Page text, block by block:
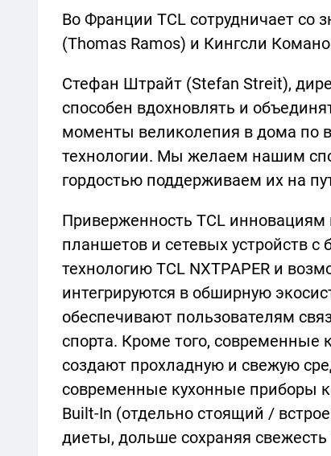
Во Франции TCL сотрудничает
(Thomas Ramos) и Кингсли
Стефан Штрайт (Stefan Streit),
способен вдохновлять и
моменты великолепия в дома по
технологии. Мы желаем нашим
гордостью поддерживаем их на
Приверженность TCL
планшетов и сетевых устройств
технологию TCL NXTPAPER и
интегрируются в обширную
обеспечивают пользователям
спорта. Кроме того, современные
создают прохладную и свежую
современные кухонные приборы
Built-In (отдельно стоящий /
диеты, дольше сохраняя